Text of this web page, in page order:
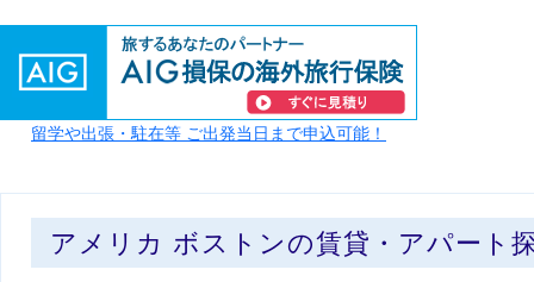
留学や出張・駐在等 ご出発当日まで申込可能！
アメリカ ボストンの賃貸・アパート